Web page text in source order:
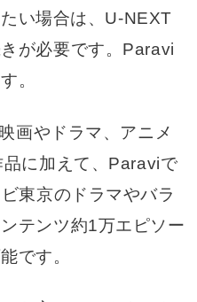
い場合は、U-NEXT
が必要です。Paravi
。
画やドラマ、アニメ
に加えて、Paraviで
東京のドラマやバラ
テンツ約1万エピソー
です。